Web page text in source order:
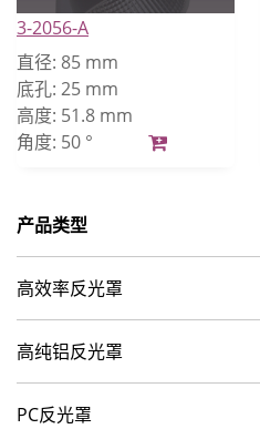
3-2056-A
直径: 85 mm
底孔: 25 mm
高度: 51.8 mm
角度: 50 °
产品类型
高效率反光罩
高纯铝反光罩
PC反光罩